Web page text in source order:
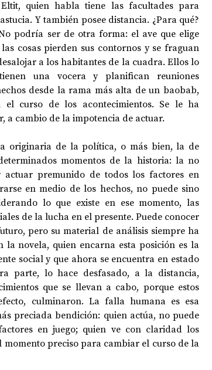
OPINIÓN
quien habla tiene las facultades para
Y también posee distancia. ¿Para qué?
podría ser de otra forma: el ave que elige
cosas pierden sus contornos y se fraguan
a los habitantes de la cuadra. Ellos lo
una vocera y planifican reuniones
desde la rama más alta de un baobab,
curso de los acontecimientos. Se le ha
a cambio de la impotencia de actuar.
originaria de la política, o más bien, la de
momentos de la historia: la no
premunido de todos los factores en
en medio de los hechos, no puede sino
lo que existe en ese momento, las
de la lucha en el presente. Puede conocer
pero su material de análisis siempre ha
la novela, quien encarna esta posición es la
social y que ahora se encuentra en estado
parte, lo hace desfasado, a la distancia,
que se llevan a cabo, porque estos
culminaron. La falla humana es esa
preciada bendición: quien actúa, no puede
en juego; quien ve con claridad los
momento preciso para cambiar el curso de la